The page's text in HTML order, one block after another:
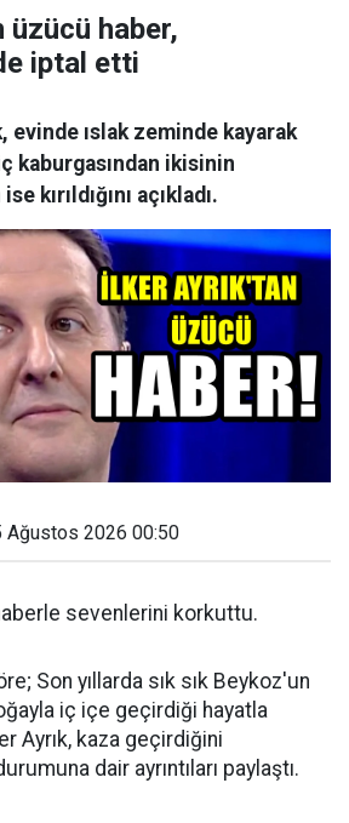
üzücü haber,
iptal etti
evinde ıslak zeminde kayarak
kaburgasından ikisinin
kırıldığını açıkladı.
Ağustos 2026 00:50
sevenlerini korkuttu.
Son yıllarda sık sık Beykoz'un
iç içe geçirdiği hayatla
Ayrık, kaza geçirdiğini
dair ayrıntıları paylaştı.